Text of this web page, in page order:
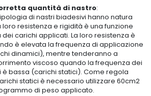
quantità di nastro:
di nastri biadesivi hanno natura
resistenza e rigidità è una funzione
carichi applicati. La loro resistenza è
è elevata la frequenza di applicazione
dinamici), mentre tenderanno a
viscoso quando la frequenza dei
bassa (carichi statici). Come regola
statici è necessario utilizzare 60cm2
di peso applicato.